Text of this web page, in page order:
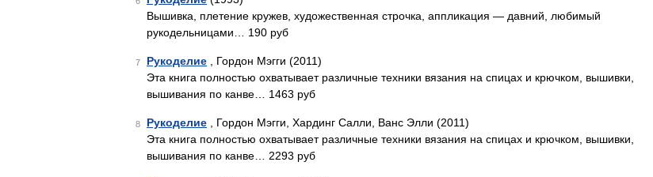
Вышивка, плетение кружев, художественная строчка, аппликация — давний, любимый
рукодельницами… 190 руб
7 Рукоделие , Гордон Мэгги (2011)
Эта книга полностью охватывает различные техники вязания на спицах и крючком, вышивки,
вышивания по канве… 1463 руб
8 Рукоделие , Гордон Мэгги, Хардинг Салли, Ванс Элли (2011)
Эта книга полностью охватывает различные техники вязания на спицах и крючком, вышивки,
вышивания по канве… 2293 руб